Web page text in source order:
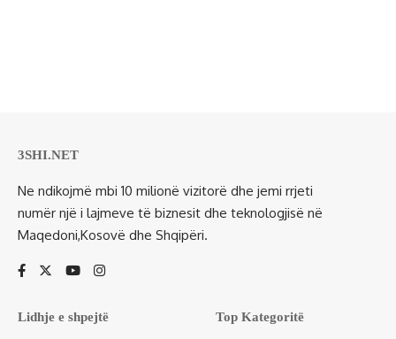
3SHI.NET
Ne ndikojmë mbi 10 milionë vizitorë dhe jemi rrjeti
numër një i lajmeve të biznesit dhe teknologjisë në
Maqedoni,Kosovë dhe Shqipëri.
Lidhje e shpejtë Top Kategoritë